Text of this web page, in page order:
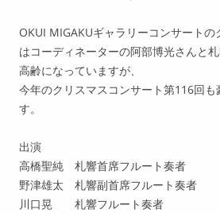
自分を
OKUI MIGAKUギャラリーコンサートの
はコーディネーターの阿部博光さんと
高齢になっていますが、
今年のクリスマスコンサート第116回
す。
出演
高橋聖純 札響首席フルート奏者
野津雄太 札響副首席フルート奏者
川口晃 札響フルート奏者